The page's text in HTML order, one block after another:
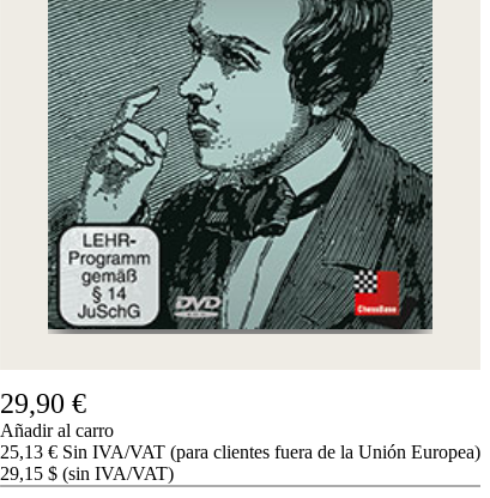
29,90 €
Añadir al carro
25,13 € Sin IVA/VAT (para clientes fuera de la Unión Europea)
29,15 $ (sin IVA/VAT)
privacidad
sobre
nosotros
FAQ
licencias
Accessibility
Cookies
Management
Compliance
Hotline
Chessbase
Accounts
Suscripción
Ducados
Programas